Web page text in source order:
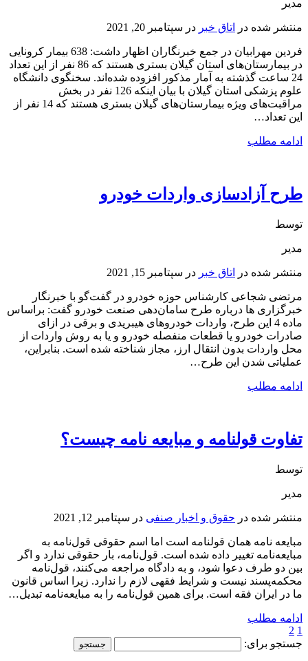
مدیر
منتشر شده در اتاق خبر در سپتامبر 20, 2021
فردین مهرابیان در جمع خبرنگاران اظهار داشت: 638 بیمار کرونایی
در بیمارستان‌های استان گیلان بستری هستند که 86 نفر از این تعداد
24 ساعت گذشته به آمار مذکور افزوده شده‌اند. سخنگوی دانشگاه
علوم پزشکی استان گیلان با بیان اینکه 126 نفر در بخش
مراقبت‌های ویژه بیمارستان‌های گیلان بستری هستند که 14 نفر از
این تعداد…
ادامه مطلب
طرح آزادسازی واردات خودرو
توسط
مدیر
منتشر شده در اتاق خبر در سپتامبر 15, 2021
مرتضی شجاعی کارشناس حوزه خودرو در گفت‌گو با خبرنگار
خبرگزاری ها درباره طرح سامان‌دهی صنعت خودرو گفت: براساس
ماده 4 این طرح، واردات خودروهای هیبریدی و برقی در ازای
صادرات خودرو یا قطعات منفصله خودرو و یا به روش واردات از
محل واردات بدون انتقال ارز، مجاز شناخته شده است. بنابراین،
عملیاتی شدن این طرح…
ادامه مطلب
تفاوت قولنامه و مبایعه نامه چیست؟
توسط
مدیر
منتشر شده در حقوق و اخبار صنفی در سپتامبر 12, 2021
مبایعه نامه همان قولنامه است اما اسم حقوقی قول‌نامه به
مبایعه‌نامه تغییر داده شده است. قول‌نامه، بار حقوقی ندارد و اگر
بین دو طرف دعوا ‌‌شود، و به دادگاه مراجعه می‌کنند، قول‌نامه
محکمه‌پسند نیست و شرایط فقهی لازم را ندارد. زیرا اساس قانون
ما در ایران فقه است. برای همین قول‌نامه را به مبایعه‌نامه تبدیل…
ادامه مطلب
1
2
جستجو برای: